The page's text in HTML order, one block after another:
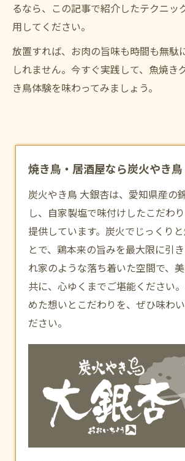
るなら、この記事で紹介したテクニッ
用してください。
放置すれば、お肉の旨味も時間も無駄
しれません。今すぐ実践して、魚焼き
き鳥体験を味わってみましょう。
焼き鳥・居酒屋なら炭火やき
炭火やき鳥 大銀杏は、愛知県産の
し、自家製塩で味付けしたこだわ
提供しています。炭火でじっくり
とで、鶏本来の旨みを最大限に引
れ家のような落ち着いた空間で、
共に、心ゆくまでご堪能ください
めた想いとこだわりを、ぜひ味わ
ださい。